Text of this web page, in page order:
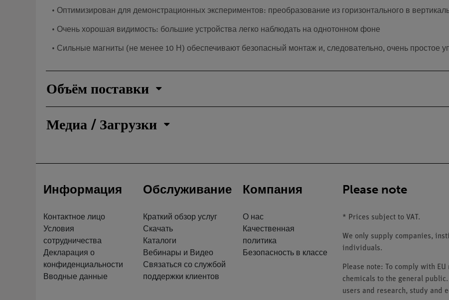
• Оптимизирован для демонстрационных экспериментов: преобразование из горизонтального в
• Очень хорошая видимость: большие устройства легко наблюдать на однотонном фоне
• Сильные магниты (не менее 10 Н) обеспечивают безопасный монтаж и, следовательно, очень простое
Объём поставки
Медиа / Загрузки
Информация
Контактное лицо
Условия
сотрудничества
Декларация о
конфиденциальности
Вводные данные
Обслуживание
Краткий обзор услуг
Скачать
Каталоги
Вебинары и Видео
Связаться со службой
поддержки клиентов
Компания
О нас
Качественная
политика
Безопасность в классе
Please note
* Prices subject to VAT.
We only supply companies,
individuals.
Please note: To comply with
chemicals to the general
users and research, study and